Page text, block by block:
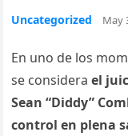
Uncategorized May
En uno de los
se considerael
Sean “Diddy”
control en plena